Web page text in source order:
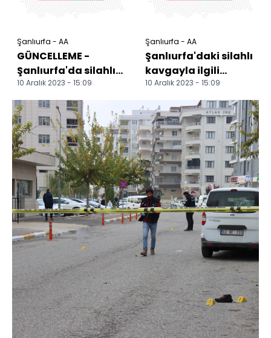
Şanlıurfa - AA
GÜNCELLEME -
Şanlıurfa'da silahlı
kavgada 1 kişi öldü,
2 kişi yaralandı
10 Aralık 2023 - 15:09
Şanlıurfa - AA
Şanlıurfa'daki silahlı
kavgayla ilgili
yakalanan 3 zanlı
tutuklandı
10 Aralık 2023 - 15:09